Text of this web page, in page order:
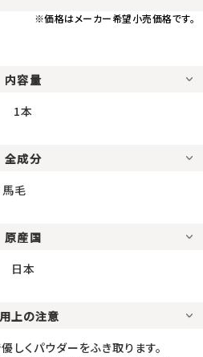
※価格はメーカー希望小売価格です。
内容量
1本
全成分
馬毛
原産国
日本
上の注意
しくパウダーをふき取ります。